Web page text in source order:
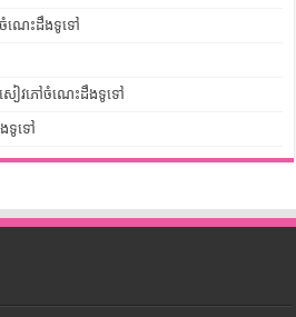
ចំណេះដឹងទូទៅ
សៀវភៅចំណេះដឹងទូទៅ
ទូទៅ